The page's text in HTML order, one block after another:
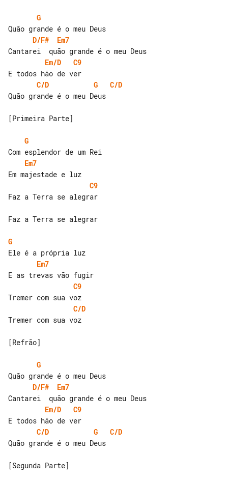
G
D/F#
Em7
Em/D
C9
C/D
G
C/D
Quão grande é o meu Deus
[Primeira Parte]
G
Em7
C9
Faz a Terra se alegrar
Faz a Terra se alegrar
G
Em7
C9
C/D
Tremer com sua voz
[Refrão]
G
D/F#
Em7
Em/D
C9
C/D
G
C/D
Quão grande é o meu Deus
[Segunda Parte]